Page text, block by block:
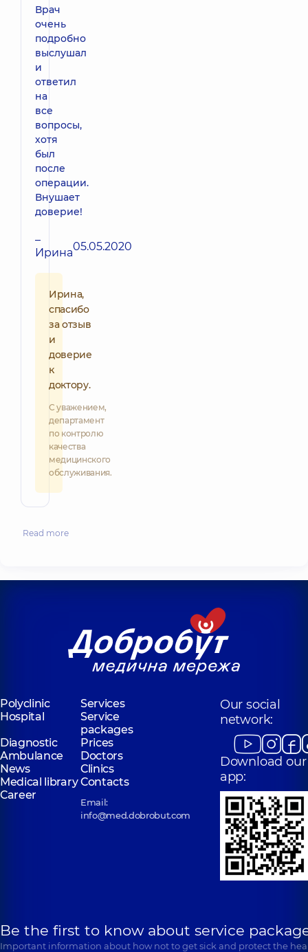
Врач
очень
подробно
выслушал
и
ответил
на
все
вопросы,
хотя
был
после
операции.
Внушает
доверие!
–
Ирина05.05.2020
Ирина,
спасибо
за отзыв
и
доверие
к
доктору.
С уважением,
департамент
по контролю
качества
медицинского
обслуживания.
Read more
Polyclinic
Services
Hospital
Service
packages
Diagnostic
Prices
Ambulance
Doctors
News
Clinics
Medical libraryContacts
Career
Email:
info@med.dobrobut.com
Our social
network:
Download our
app:
Be the first to know about service
Important information about how not to get sick and protect the